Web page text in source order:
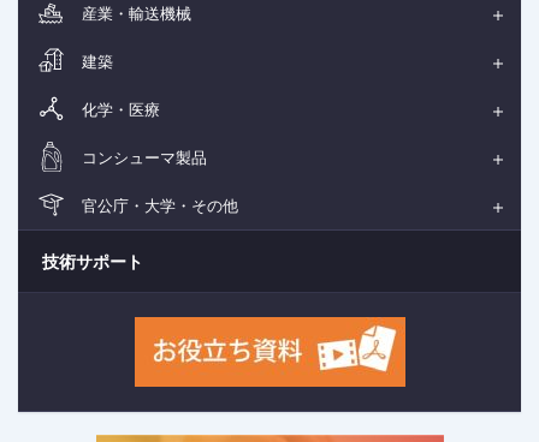
産業・輸送機械
建築
化学・医療
コンシューマ製品
官公庁・大学・その他
技術サポート